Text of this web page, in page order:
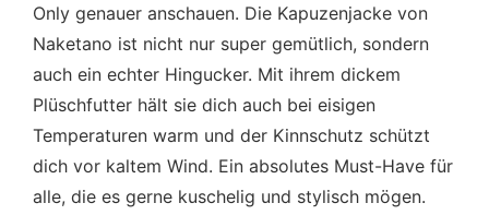
Only genauer anschauen. Die Kapuzenjacke von
Naketano ist nicht nur super gemütlich, sondern
auch ein echter Hingucker. Mit ihrem dickem
Plüschfutter hält sie dich auch bei eisigen
Temperaturen warm und der Kinnschutz schützt
dich vor kaltem Wind. Ein absolutes Must-Have für
alle, die es gerne kuschelig und stylisch mögen.